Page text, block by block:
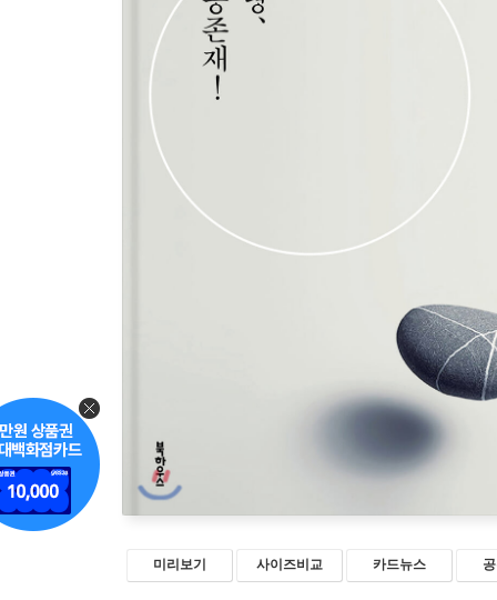
미리보기 사이즈비교 카드뉴스